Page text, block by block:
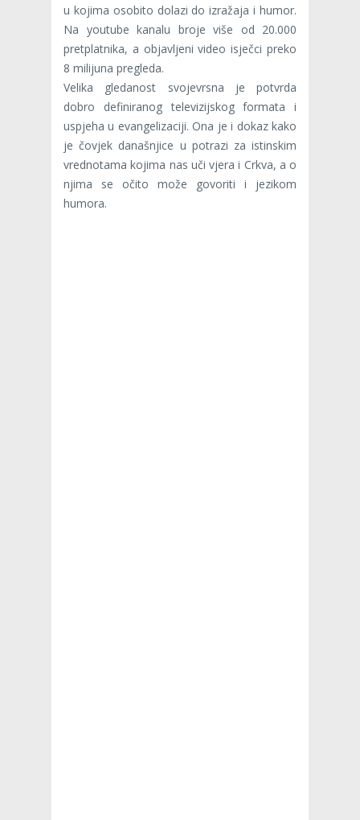
u kojima osobito dolazi do izražaja i humor.
Na youtube kanalu broje više od 20.000
pretplatnika, a objavljeni video isječci preko
8 milijuna pregleda.
Velika gledanost svojevrsna je potvrda
dobro definiranog televizijskog formata i
uspjeha u evangelizaciji. Ona je i dokaz kako
je čovjek današnjice u potrazi za istinskim
vrednotama kojima nas uči vjera i Crkva, a o
njima se očito može govoriti i jezikom
humora.